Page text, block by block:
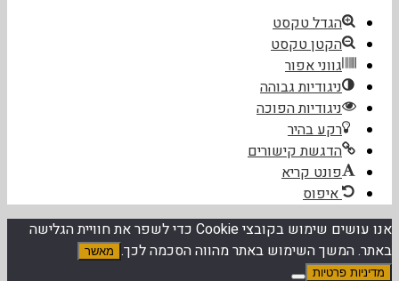
הגדל טקסט
הקטן טקסט
גווני אפור
ניגודיות גבוהה
ניגודיות הפוכה
רקע בהיר
הדגשת קישורים
פונט קריא
איפוס
אנו עושים שימוש בקובצי Cookie כדי לשפר את חוויית הגלישה
באתר. המשך השימוש באתר מהווה הסכמה לכך. מאשר
מדיניות פרטיות